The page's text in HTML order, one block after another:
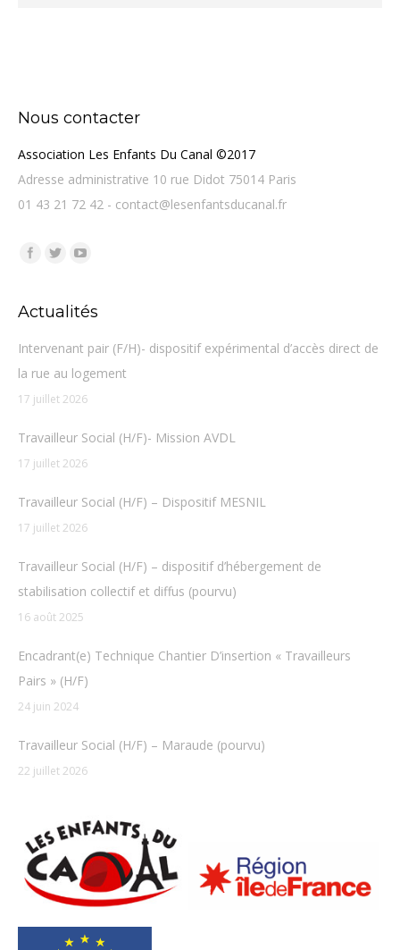
Nous contacter
Association Les Enfants Du Canal ©2017
Adresse administrative 10 rue Didot 75014 Paris
01 43 21 72 42 - contact@lesenfantsducanal.fr
Trouvez nous sur :
Facebook
TwitterYouTube
Actualités
Intervenant pair (F/H)- dispositif expérimental d’accès direct de
la rue au logement
17 juillet 2026
Travailleur Social (H/F)- Mission AVDL
17 juillet 2026
Travailleur Social (H/F) – Dispositif MESNIL
17 juillet 2026
Travailleur Social (H/F) – dispositif d’hébergement de
stabilisation collectif et diffus (pourvu)
16 août 2025
Encadrant(e) Technique Chantier D’insertion « Travailleurs
Pairs » (H/F)
24 juin 2024
Travailleur Social (H/F) – Maraude (pourvu)
22 juillet 2026